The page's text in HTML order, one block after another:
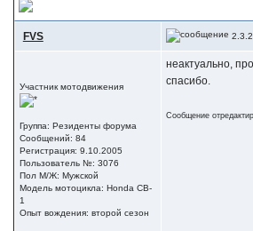
FVS
Участник мотодвижения
Группа: Резиденты форума
Сообщений: 84
Регистрация: 9.10.2005
Пользователь №: 3076
Пол М/Ж: Мужской
Модель мотоцикла: Honda CB-
1
Опыт вождения: второй сезон
неактуально,
спасибо.
Сообщение